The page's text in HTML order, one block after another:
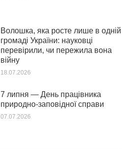
Волошка, яка росте лише в одній
громаді України: науковці
перевірили, чи пережила вона
війну
18.07.2026
7 липня — День працівника
природно-заповідної справи
07.07.2026